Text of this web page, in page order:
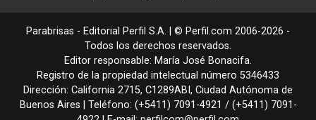
Parabrisas - Editorial Perfil S.A. | © Perfil.com 2006-2026 -
Todos los derechos reservados.
Editor responsable: María José Bonacifa.
Registro de la propiedad intelectual número 5346433
Dirección: California 2715, C1289ABI , Ciudad Autónoma de
Buenos Aires | Teléfono: (+5411) 7091-4921 / (+5411) 7091-